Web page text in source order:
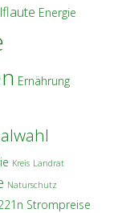
Energie
Ernährung
Kreis Landrat
Naturschutz
Strompreise